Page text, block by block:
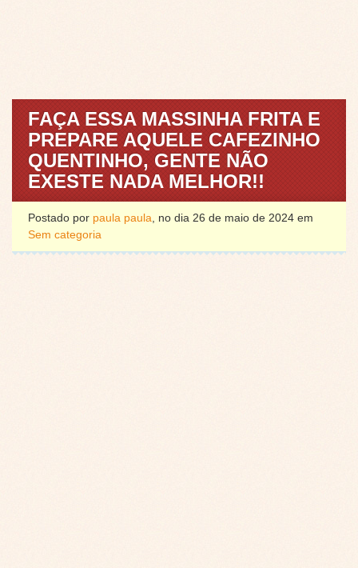
FAÇA ESSA MASSINHA FRITA E
PREPARE AQUELE CAFEZINHO
QUENTINHO, GENTE NÃO
EXESTE NADA MELHOR!!
Postado por paula paula, no dia 26 de maio de 2024 em
Sem categoria